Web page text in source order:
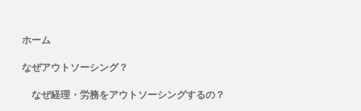
ホーム
なぜアウトソーシング？
なぜ経理・労務をアウトソーシングするの？